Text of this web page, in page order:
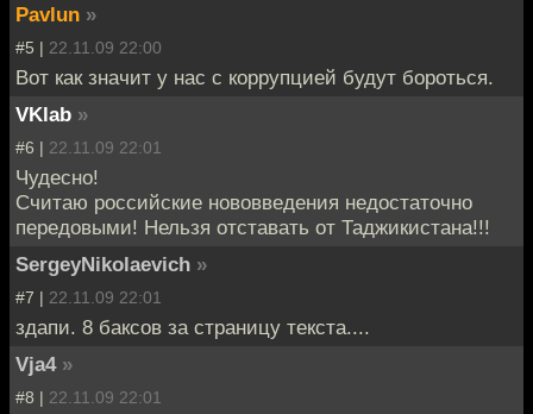
Pavlun »
#5 | 22.11.09 22:00
Вот как значит у нас с коррупцией будут бороться.
VKlab »
#6 | 22.11.09 22:01
Чудесно!
Считаю российские нововведения недостаточно
передовыми! Нельзя отставать от Таджикистана!!!
SergeyNikolaevich »
#7 | 22.11.09 22:01
здапи. 8 баксов за страницу текста....
Vja4 »
#8 | 22.11.09 22:01